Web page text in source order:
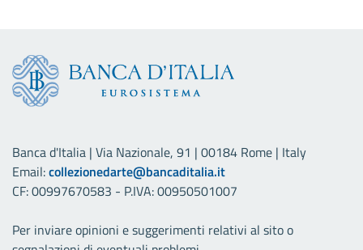
Banca d'Italia | Via Nazionale, 91 | 00184 Rome | Italy
Email:collezionedarte@bancaditalia.it
CF: 00997670583 - P.IVA: 00950501007
Per inviare opinioni e suggerimenti relativi al sito o